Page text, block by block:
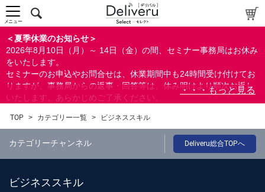
＜夏季休業のお知らせ＞
2026年8月10日（月）～ 14日（金）の間、セミナー事務局はお休み
をいたします。
セミナーのお申込やお問合せは、休業期間中も24時間受け付けてお
りますが、事務局からの返事・回答等は、休み明けより順次お返し
いたします。あらかじめご了承ください。
ができます。
メニュー
TOP > カテゴリー一覧 > ビジネススキル
カテゴリーチャンネル Deliveru総合TOPへ
ビジネススキル